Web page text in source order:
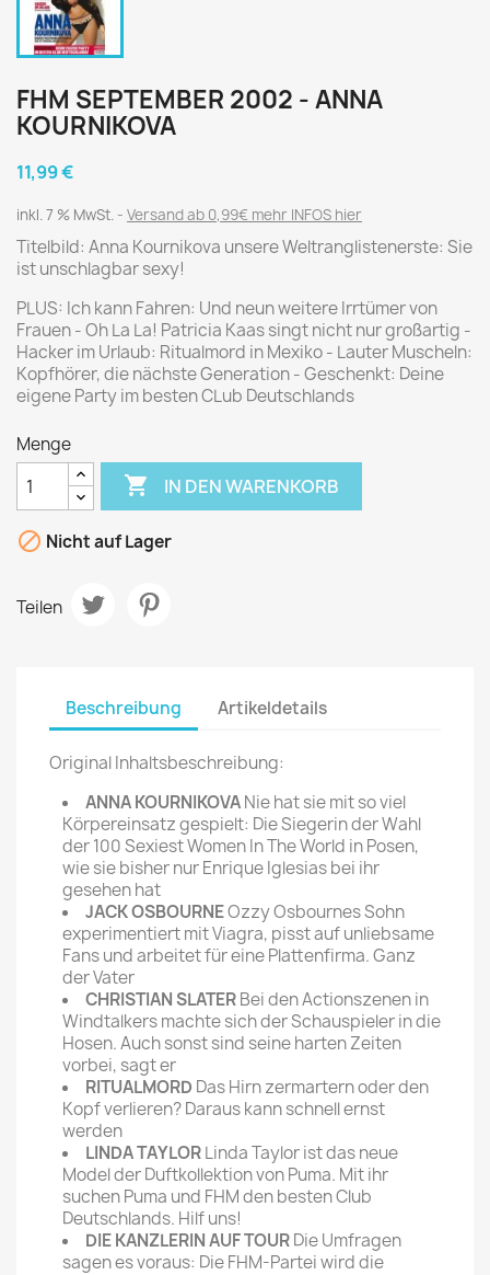
FHM SEPTEMBER 2002 - ANNA
KOURNIKOVA
11,99 €
inkl. 7 % MwSt. Versand ab 0,99€ mehr INFOS hier
Titelbild: Anna Kournikova unsere Weltranglistenerste: Sie
ist unschlagbar sexy!
PLUS: Ich kann Fahren: Und neun weitere Irrtümer von
Frauen - Oh La La! Patricia Kaas singt nicht nur großartig -
Hacker im Urlaub: Ritualmord in Mexiko - Lauter Muscheln:
Kopfhörer, die nächste Generation - Geschenkt: Deine
eigene Party im besten CLub Deutschlands
Menge
 IN DEN WARENKORB
 Nicht auf Lager
Teilen
Beschreibung Artikeldetails
Original Inhaltsbeschreibung:
ANNA KOURNIKOVANie hat sie mit so viel
Körpereinsatz gespielt: Die Siegerin der Wahl
der 100 Sexiest Women In The World in Posen,
wie sie bisher nur Enrique Iglesias bei ihr
gesehen hat
JACK OSBOURNEOzzy Osbournes Sohn
experimentiert mit Viagra, pisst auf unliebsame
Fans und arbeitet für eine Plattenfirma. Ganz
der Vater
CHRISTIAN SLATERBei den Actionszenen in
Windtalkers machte sich der Schauspieler in die
Hosen. Auch sonst sind seine harten Zeiten
vorbei, sagt er
RITUALMORD Das Hirn zermartern oder den
Kopf verlieren? Daraus kann schnell ernst
werden
LINDA TAYLORLinda Taylor ist das neue
Model der Duftkollektion von Puma. Mit ihr
suchen Puma und FHM den besten Club
Deutschlands. Hilf uns!
DIE KANZLERIN AUF TOURDie Umfragen
sagen es voraus: Die FHM-Partei wird die